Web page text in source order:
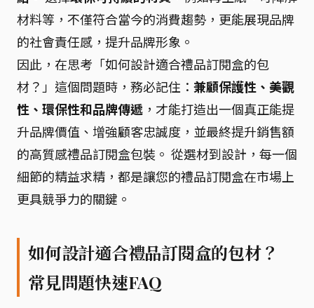
材料等，不僅符合當今的消費趨勢，更能展現品牌
的社會責任感，提升品牌形象。
因此，在思考「如何設計適合禮品訂閱盒的包
材？」這個問題時，務必記住： 兼顧保護性、美觀
性、環保性和品牌傳遞 ，才能打造出一個真正能提
升品牌價值、增強顧客忠誠度，並最終提升銷售額
的高質感禮品訂閱盒包裝。 從選材到設計，每一個
細節的精益求精，都是讓您的禮品訂閱盒在市場上
更具競爭力的關鍵。
如何設計適合禮品訂閱盒的包材？
常見問題快速FAQ